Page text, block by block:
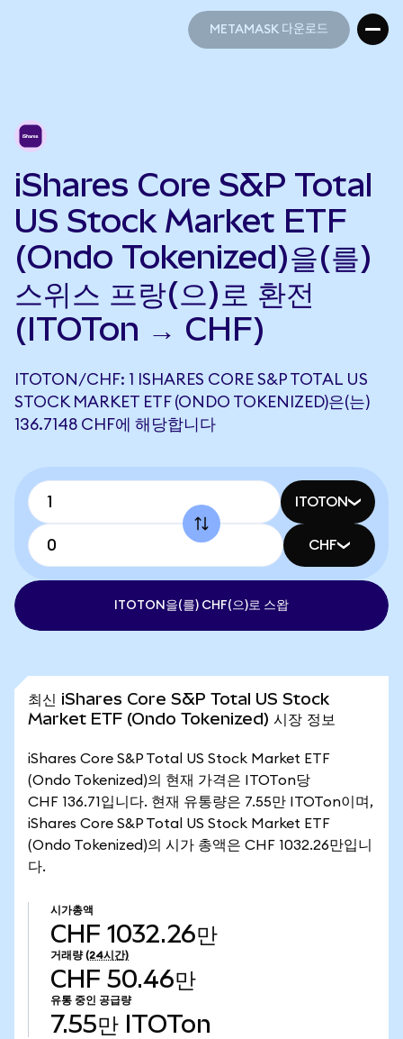
METAMASK 다운로드
iShares Core S&P Total
US Stock Market ETF
(Ondo Tokenized)을(를)
스위스 프랑(으)로 환전
(ITOTon → CHF)
ITOTON/CHF: 1 ISHARES CORE S&P TOTAL US
STOCK MARKET ETF (ONDO TOKENIZED)은(는)
136.7148 CHF에 해당합니다
ITOTON
CHF
ITOTON을(를) CHF(으)로 스왑
최신 iShares Core S&P Total US Stock
Market ETF (Ondo Tokenized) 시장 정보
iShares Core S&P Total US Stock Market ETF
(Ondo Tokenized)의 현재 가격은 ITOTon당
CHF 136.71입니다. 현재 유통량은 7.55만 ITOTon이며,
iShares Core S&P Total US Stock Market ETF
(Ondo Tokenized)의 시가 총액은 CHF 1032.26만입니
다.
시가총액
CHF 1032.26만
거래량 (24시간)
CHF 50.46만
유통 중인 공급량
7.55만 ITOTon